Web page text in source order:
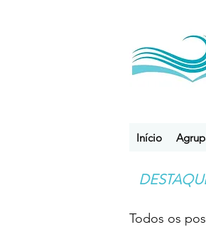
Início
Todos os